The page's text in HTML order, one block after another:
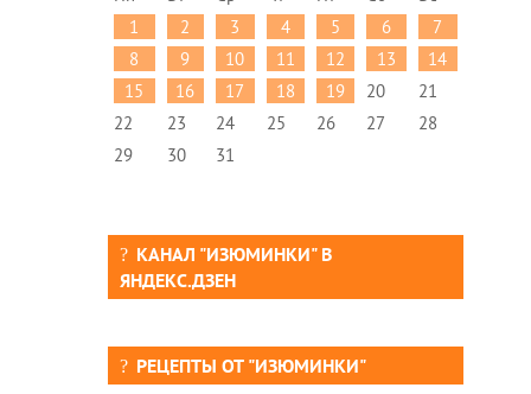
1
2 3 4 5 6
7
8
9 10 11 12 13
14
15
16 17 18 19 20
21
22
23 24 25 26 27
28
29
30 31
КАНАЛ "ИЗЮМИНКИ" В
ЯНДЕКС.ДЗЕН
РЕЦЕПТЫ ОТ "ИЗЮМИНКИ"